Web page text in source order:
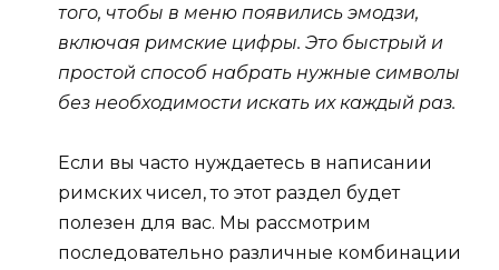
того, чтобы в меню появились эмодзи,
включая римские цифры. Это быстрый и
простой способ набрать нужные символы
без необходимости искать их каждый раз.
Если вы часто нуждаетесь в написании
римских чисел, то этот раздел будет
полезен для вас. Мы рассмотрим
последовательно различные комбинации